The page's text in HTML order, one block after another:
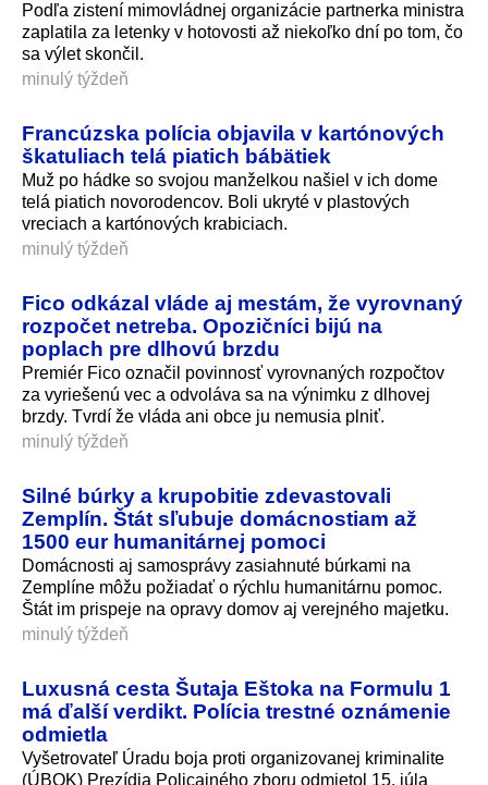
Podľa zistení mimovládnej organizácie partnerka ministra
zaplatila za letenky v hotovosti až niekoľko dní po tom, čo
sa výlet skončil.
minulý týždeň
Francúzska polícia objavila v kartónových
škatuliach telá piatich bábätiek
Muž po hádke so svojou manželkou našiel v ich dome
telá piatich novorodencov. Boli ukryté v plastových
vreciach a kartónových krabiciach.
minulý týždeň
Fico odkázal vláde aj mestám, že vyrovnaný
rozpočet netreba. Opozičníci bijú na
poplach pre dlhovú brzdu
Premiér Fico označil povinnosť vyrovnaných rozpočtov
za vyriešenú vec a odvoláva sa na výnimku z dlhovej
brzdy. Tvrdí že vláda ani obce ju nemusia plniť.
minulý týždeň
Silné búrky a krupobitie zdevastovali
Zemplín. Štát sľubuje domácnostiam až
1500 eur humanitárnej pomoci
Domácnosti aj samosprávy zasiahnuté búrkami na
Zemplíne môžu požiadať o rýchlu humanitárnu pomoc.
Štát im prispeje na opravy domov aj verejného majetku.
minulý týždeň
Luxusná cesta Šutaja Eštoka na Formulu 1
má ďalší verdikt. Polícia trestné oznámenie
odmietla
Vyšetrovateľ Úradu boja proti organizovanej kriminalite
(ÚBOK) Prezídia Policajného zboru odmietol 15. júla